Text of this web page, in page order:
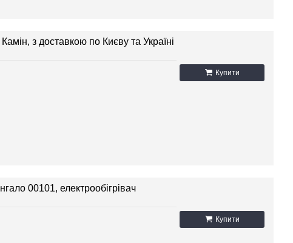
Купити
з доставкою по Києву та Україні
Купити
00101, електрообігрівач